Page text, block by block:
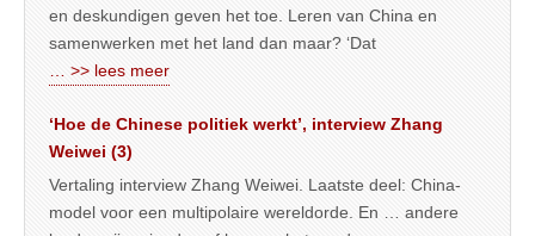
en deskundigen geven het toe. Leren van China en
samenwerken met het land dan maar? ‘Dat
… >> lees meer
‘Hoe de Chinese politiek werkt’, interview Zhang
Weiwei (3)
Vertaling interview Zhang Weiwei. Laatste deel: China-
model voor een multipolaire wereldorde. En … andere